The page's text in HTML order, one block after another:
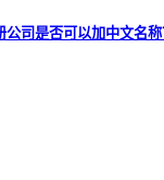
公司是否可以加中文名